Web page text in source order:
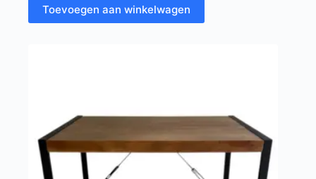
Toevoegen aan winkelwagen